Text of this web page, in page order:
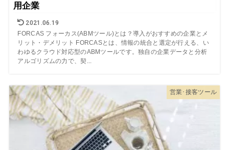
用企業
2021.06.19
FORCAS フォーカス(ABMツール)とは？導入がおすすめの企業とメ
リット・デメリット FORCASとは、情報の統合と選定が行える、い
わゆるクラウド対応型のABMツールです。独自の企業データと分析
アルゴリズムの力で、契...
営業･接客ツール